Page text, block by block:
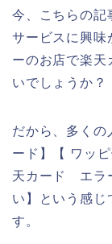
今、こちらの記
サービスに興味
ーのお店で楽天
いでしょうか？
だから、多くの
ード】【 ワッ
天カード エラ
い】という感じ
す。